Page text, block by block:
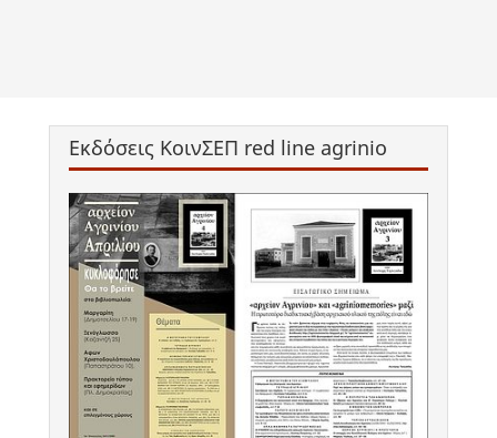
Εκδόσεις ΚοινΣΕΠ red line agrinio